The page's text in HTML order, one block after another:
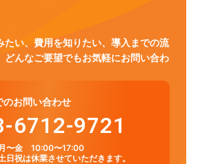
たい、費用を知りたい、導入までの流
どんなご要望でもお気軽にお問い合わ
のお問い合わせ
6712-9721
月〜金 10:00〜17:00
日祝は休業させていただきます。